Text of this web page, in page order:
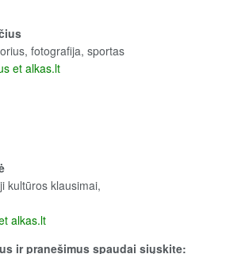
fotografija, sportas
et alkas.lt
kultūros klausimai,
alkas.lt
ir pranešimus spaudai siųskite: